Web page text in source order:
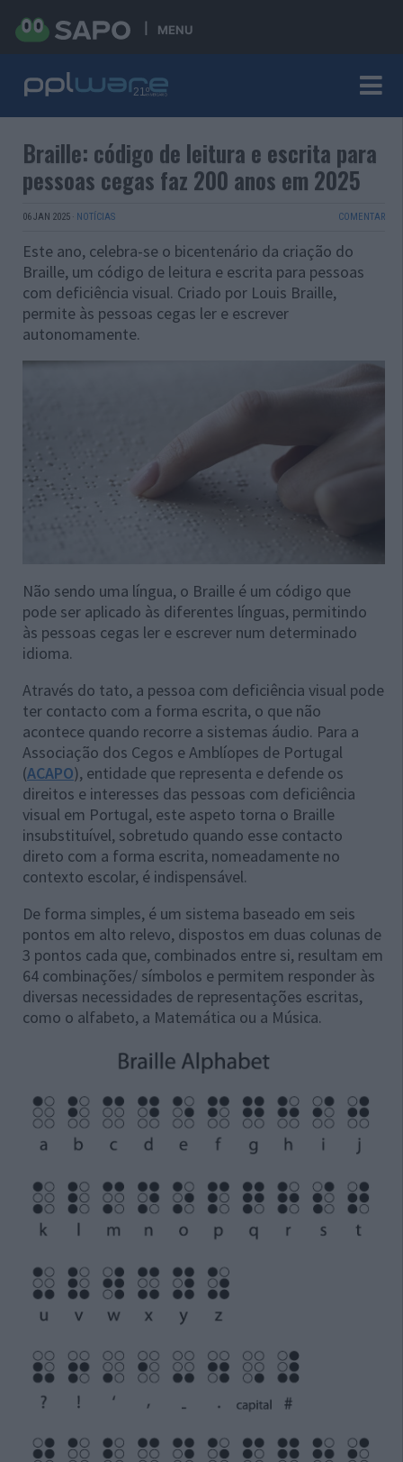
MENU
Braille: código de leitura e escrita para
pessoas cegas faz 200 anos em 2025
06 JAN 2025 · NOTÍCIAS COMENTAR
Este ano, celebra-se o bicentenário da criação do
Braille, um código de leitura e escrita para pessoas
com deficiência visual. Criado por Louis Braille,
permite às pessoas cegas ler e escrever
autonomamente.
Não sendo uma língua, o Braille é um código que
pode ser aplicado às diferentes línguas, permitindo
às pessoas cegas ler e escrever num determinado
idioma.
Através do tato, a pessoa com deficiência visual pode
ter contacto com a forma escrita, o que não
acontece quando recorre a sistemas áudio. Para a
Associação dos Cegos e Amblíopes de Portugal
(ACAPO), entidade que representa e defende os
direitos e interesses das pessoas com deficiência
visual em Portugal, este aspeto torna o Braille
insubstituível, sobretudo quando esse contacto
direto com a forma escrita, nomeadamente no
contexto escolar, é indispensável.
De forma simples, é um sistema baseado em seis
pontos em alto relevo, dispostos em duas colunas de
3 pontos cada que, combinados entre si, resultam em
64 combinações/ símbolos e permitem responder às
diversas necessidades de representações escritas,
como o alfabeto, a Matemática ou a Música.